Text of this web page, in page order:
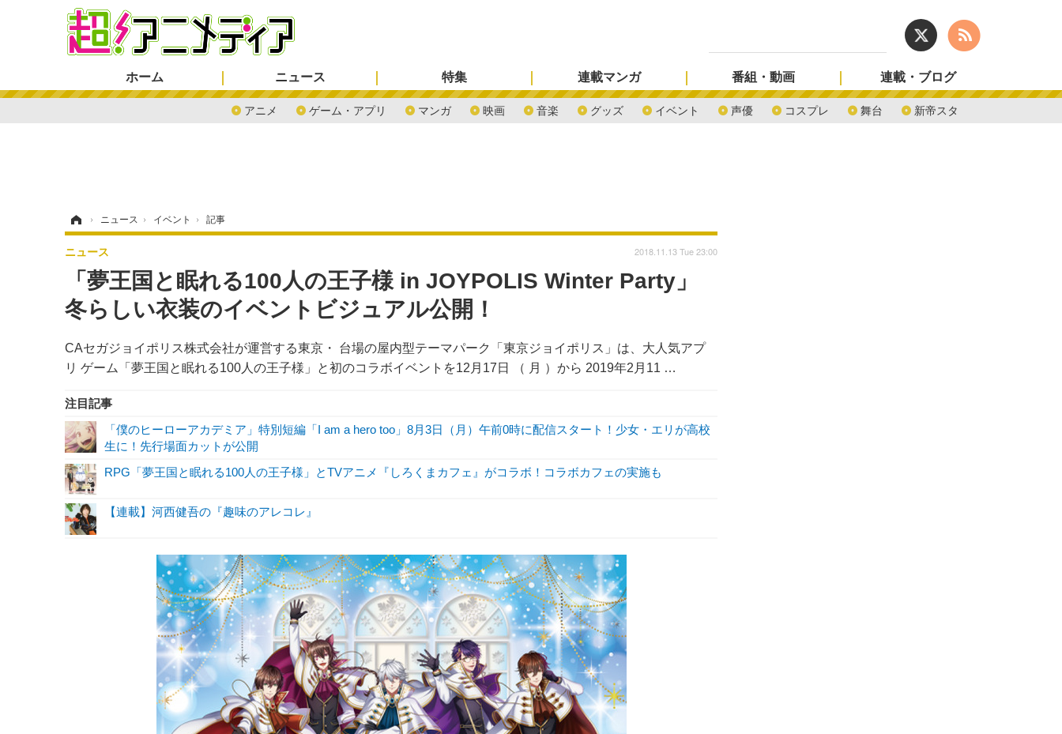
ホーム ニュース
アニメ ゲーム・アプリ マンガ 映画 音楽 グッズ イベント 声優 コスプレ 舞台 新帝スタ
特集 連載マンガ 番組・動画 連載・ブログ
› ニュース › イベント › 記事
「夢王国と眠れる100人の王子様 in JOYPOLIS Winter Party」
冬らしい衣装のイベントビジュアル公開！
CAセガジョイポリス株式会社が運営する東京・ 台場の屋内型テーマパーク「東京ジョイポリス」は、大人気アプ
リ ゲーム「夢王国と眠れる100人の王子様」と初のコラボイベントを12月17日 （ 月 ）から 2019年2月11 …
ニュース 2018.11.13 Tue 23:00
注目記事
「僕のヒーローアカデミア」特別短編「I am a hero too」8月3日（月）午前0時に配信スタート！少女・エリが高校
生に！先行場面カットが公開
RPG「夢王国と眠れる100人の王子様」とTVアニメ『しろくまカフェ』がコラボ！コラボカフェの実施も
【連載】河西健吾の『趣味のアレコレ』